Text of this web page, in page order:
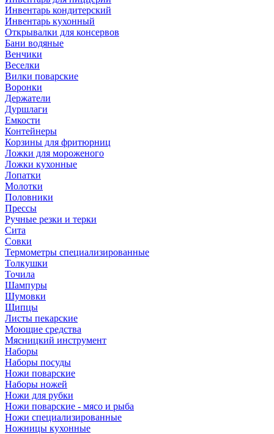
Инвентарь кондитерский
Инвентарь кухонный
Открывалки для консервов
Бани водяные
Венчики
Веселки
Вилки поварские
Воронки
Держатели
Дуршлаги
Емкости
Контейнеры
Корзины для фритюрниц
Ложки для мороженого
Ложки кухонные
Лопатки
Молотки
Половники
Прессы
Ручные резки и терки
Сита
Совки
Термометры специализированные
Толкушки
Точила
Шампуры
Шумовки
Щипцы
Листы пекарские
Моющие средства
Мясницкий инструмент
Наборы
Наборы посуды
Ножи поварские
Наборы ножей
Ножи для рубки
Ножи поварские - мясо и рыба
Ножи специализированные
Ножницы кухонные